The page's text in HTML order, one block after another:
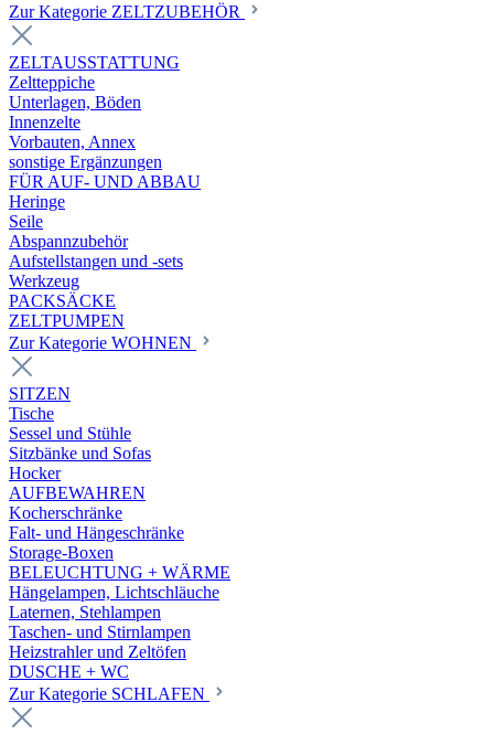
Zur Kategorie ZELTZUBEHÖR
ZELTAUSSTATTUNG
Zeltteppiche
Unterlagen, Böden
Innenzelte
Vorbauten, Annex
sonstige Ergänzungen
FÜR AUF- UND ABBAU
Heringe
Seile
Abspannzubehör
Aufstellstangen und -sets
Werkzeug
PACKSÄCKE
ZELTPUMPEN
Zur Kategorie WOHNEN
SITZEN
Tische
Sessel und Stühle
Sitzbänke und Sofas
Hocker
AUFBEWAHREN
Kocherschränke
Falt- und Hängeschränke
Storage-Boxen
BELEUCHTUNG + WÄRME
Hängelampen, Lichtschläuche
Laternen, Stehlampen
Taschen- und Stirnlampen
Heizstrahler und Zeltöfen
DUSCHE + WC
Zur Kategorie SCHLAFEN